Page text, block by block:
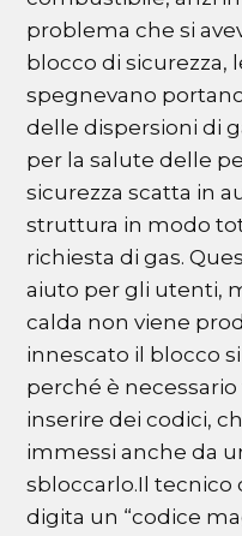
problema che si
blocco di sicurezza,
spegnevano
delle dispersioni di
per la salute delle
sicurezza scatta in
struttura in modo
richiesta di gas.
aiuto per gli utenti,
calda non viene
innescato il blocco
perché è
inserire dei codici,
immessi anche da
sbloccarlo.Il tecnico
digita un “codice